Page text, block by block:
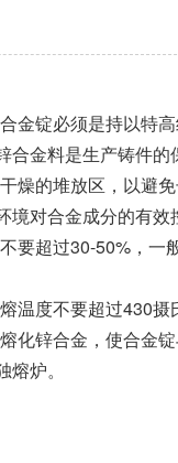
金锭必须是持以特
金料是生产铸件的
燥的堆放区，以避
对合金成分的有效
要超过30-50%，
温度不要超过430摄
化锌合金，使合金
炉。